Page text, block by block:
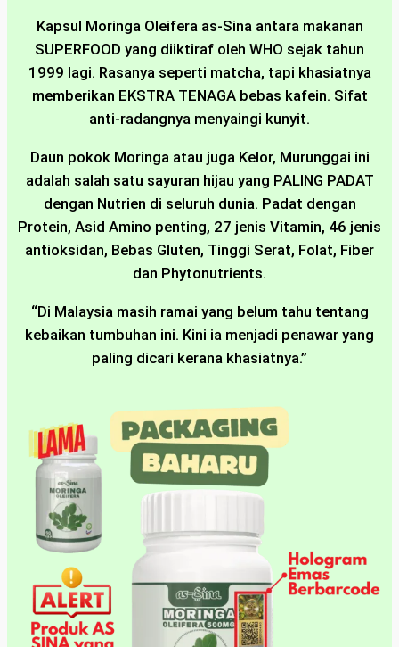
Kapsul Moringa Oleifera as-Sina antara makanan
SUPERFOOD yang diiktiraf oleh WHO sejak tahun
1999 lagi. Rasanya seperti matcha, tapi khasiatnya
memberikan EKSTRA TENAGA bebas kafein. Sifat
anti-radangnya menyaingi kunyit.
Daun pokok Moringa atau juga Kelor, Murunggai ini
adalah salah satu sayuran hijau yang PALING PADAT
dengan Nutrien di seluruh dunia. Padat dengan
Protein, Asid Amino penting, 27 jenis Vitamin, 46 jenis
antioksidan, Bebas Gluten, Tinggi Serat, Folat, Fiber
dan Phytonutrients.
“Di Malaysia masih ramai yang belum tahu tentang
kebaikan tumbuhan ini. Kini ia menjadi penawar yang
paling dicari kerana khasiatnya.”